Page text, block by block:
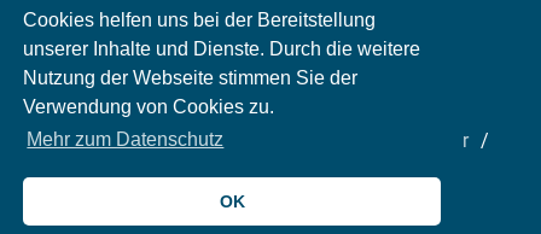
Cookies helfen uns bei der Bereitstellung
unserer Inhalte und Dienste. Durch die weitere
Nutzung der Webseite stimmen Sie der
Verwendung von Cookies zu.
Mehr zum Datenschutz
OK
Impressum Kontakt
Partner
© 2026 meinKA